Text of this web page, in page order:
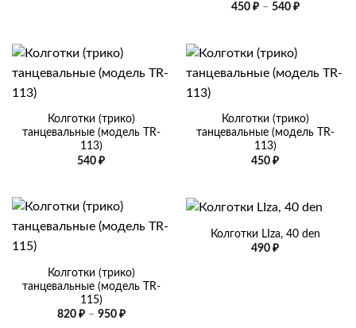
450 ₽ – 540 ₽Диапазон
Колготки (трико)
танцевальные (модель TR-
113)
540 ₽
Колготки (трико)
танцевальные (модель TR-
113)
450 ₽
Колготки (трико)
танцевальные (модель TR-
115)
820 ₽ – 950 ₽Диапазон
Колготки LIza, 40 den
490 ₽